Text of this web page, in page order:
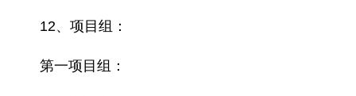
12、项目组：
第一项目组：